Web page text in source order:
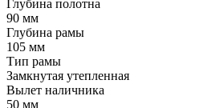
Глубина полотна
90 мм
Глубина рамы
105 мм
Тип рамы
Замкнутая утепленная
Вылет наличника
50 мм